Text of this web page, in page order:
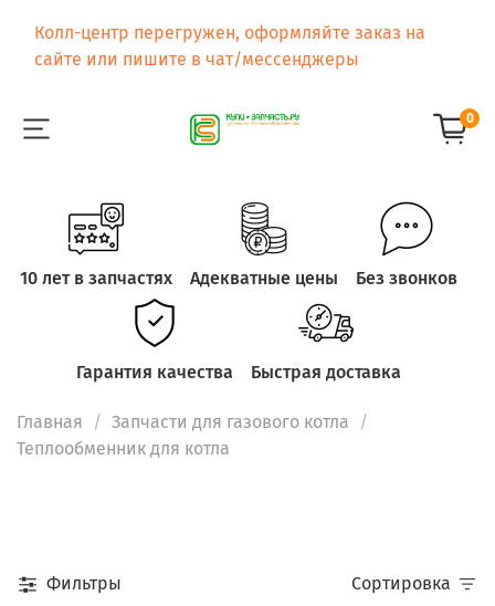
Колл-центр перегружен, оформляйте заказ на
сайте или пишите в чат/мессенджеры
0
10 лет в запчастях Адекватные цены Без звонков
Гарантия качества Быстрая доставка
Главная
Запчасти для газового котла
Теплообменник для котла
Фильтры Сортировка